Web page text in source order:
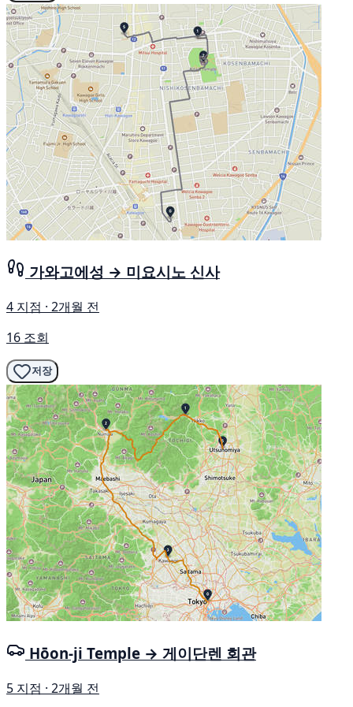
가와고에성 → 미요시노 신사
4 지점 · 2개월 전
16 조회
저장
Hōon-ji Temple → 게이단렌 회관
5 지점 · 2개월 전